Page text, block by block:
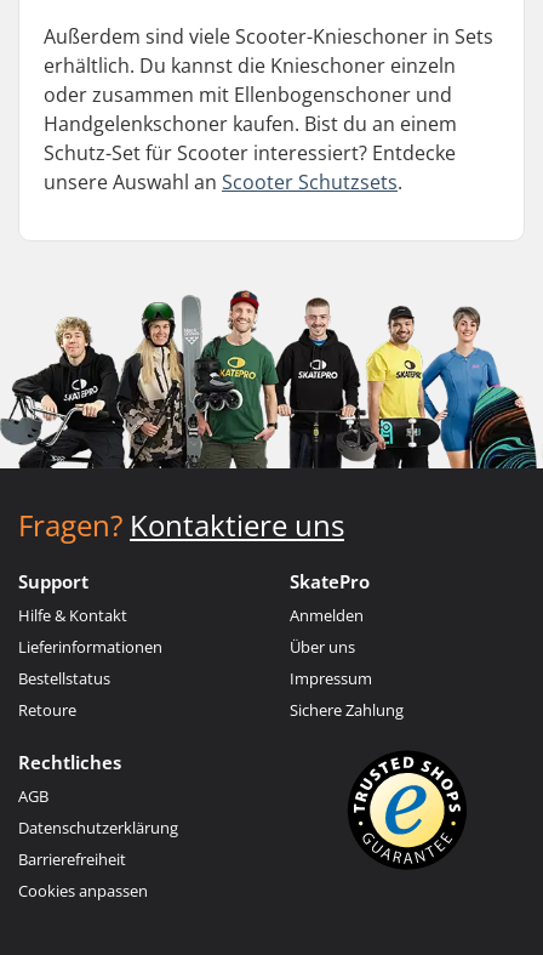
Außerdem sind viele Scooter-Knieschoner in Sets
erhältlich. Du kannst die Knieschoner einzeln
oder zusammen mit Ellenbogenschoner und
Handgelenkschoner kaufen. Bist du an einem
Schutz-Set für Scooter interessiert? Entdecke
unsere Auswahl an Scooter Schutzsets.
Fragen? Kontaktiere uns
Support
Hilfe & Kontakt
Lieferinformationen
Bestellstatus
Retoure
SkatePro
Anmelden
Über uns
Impressum
Sichere Zahlung
Rechtliches
AGB
Datenschutzerklärung
Barrierefreiheit
Cookies anpassen